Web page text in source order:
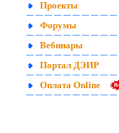
Проекты
Форумы
Вебинары
Портал ДЭИР
Оплата Online